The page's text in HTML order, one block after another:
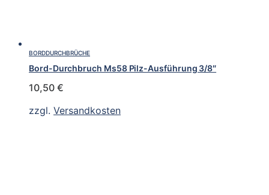
BORDDURCHBRÜCHE
Bord-Durchbruch Ms58 Pilz-Ausführung 3/8″
10,50 €
zzgl. Versandkosten